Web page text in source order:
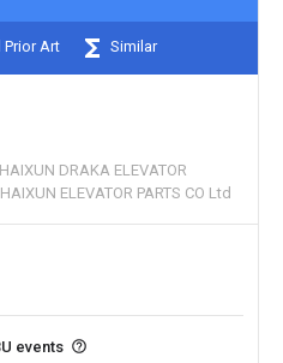
Prior Art Similar
DRAKA ELEVATOR
ELEVATOR PARTS CO Ltd
events